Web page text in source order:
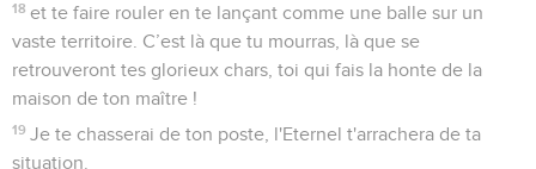
les commerçants étaient les plus importants de toute la
terre ?
9 C'est l'Eternel, le maître de l’univers, qui a pris cette
décision pour briser l'orgueil de tous ceux qu’on honore,
pour humilier tous ceux qu’on juge importants sur la terre.
10